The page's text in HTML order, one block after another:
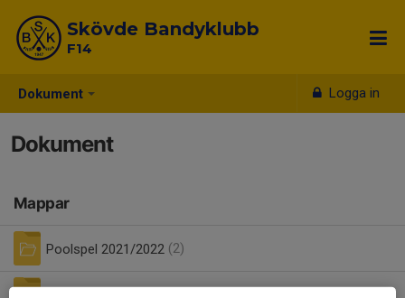
Dokument Logga in
Skövde Bandyklubb
F14
Dokument
Mappar
Poolspel 2021/2022 (2)